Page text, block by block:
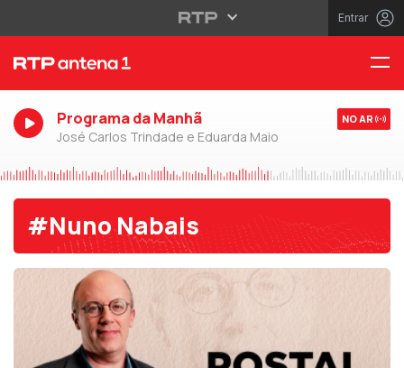
Entrar
Programa da Manhã
José Carlos Trindade e Eduarda Maio
NO AR
#Nuno Nabais